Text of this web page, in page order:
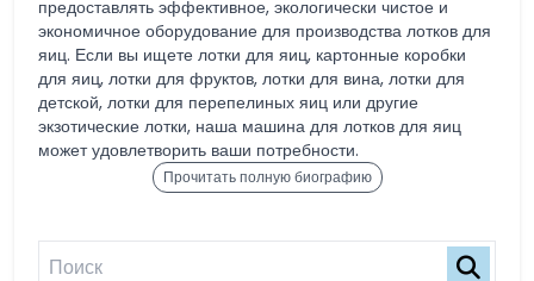
предоставлять эффективное, экологически чистое и
экономичное оборудование для производства лотков для
яиц. Если вы ищете лотки для яиц, картонные коробки
для яиц, лотки для фруктов, лотки для вина, лотки для
детской, лотки для перепелиных яиц или другие
экзотические лотки, наша машина для лотков для яиц
может удовлетворить ваши потребности.
Прочитать полную биографию